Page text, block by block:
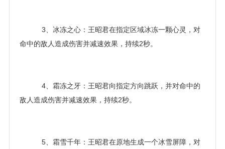
3、冰冻之心：王昭君在指定区域冰冻一颗心灵，对
命中的敌人造成伤害并减速效果，持续2秒。
4、霜冻之牙：王昭君向指定方向跳跃，并对命中的
敌人造成伤害并减速效果，持续2秒。
5、霜雪千年：王昭君在原地生成一个冰雪屏障，对